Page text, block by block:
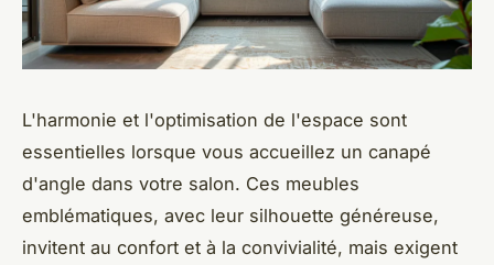
L'harmonie et l'optimisation de l'espace sont
essentielles lorsque vous accueillez un canapé
d'angle dans votre salon. Ces meubles
emblématiques, avec leur silhouette généreuse,
invitent au confort et à la convivialité, mais exigent